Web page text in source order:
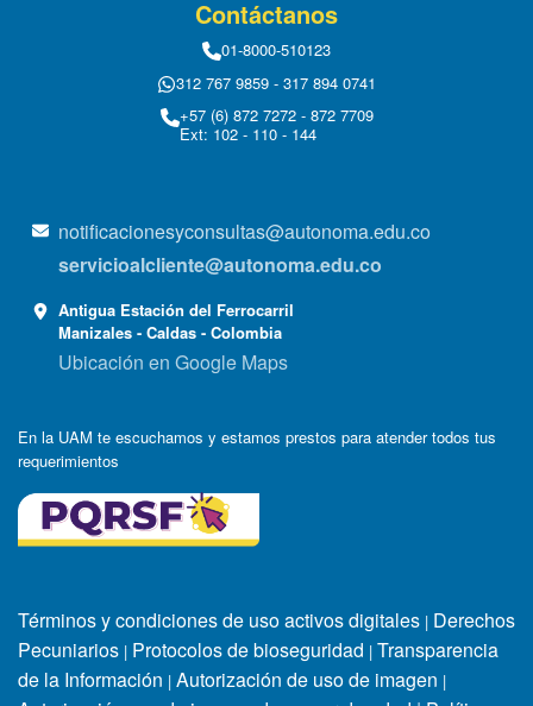
Contáctanos
01-8000-510123
312 767 9859 - 317 894 0741
+57 (6) 872 7272 - 872 7709
Ext: 102 - 110 - 144
notificacionesyconsultas@autonoma.edu.co
servicioalcliente@autonoma.edu.co
Antigua Estación del Ferrocarril
Manizales - Caldas - Colombia
Ubicación en Google Maps
En la UAM te escuchamos y estamos prestos para atender todos tus
requerimientos
Términos y condiciones de uso activos digitales | Derechos
Pecuniarios | Protocolos de bioseguridad | Transparencia
de la Información | Autorización de uso de imagen |